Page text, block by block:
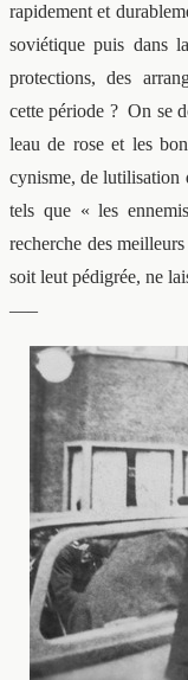
rapidement et
soviétique puis dans
protections, des
cette période ? On se
leau de rose et les
cynisme, de lutilisation
tels que « les
recherche des
soit leut pédigrée, ne
—–